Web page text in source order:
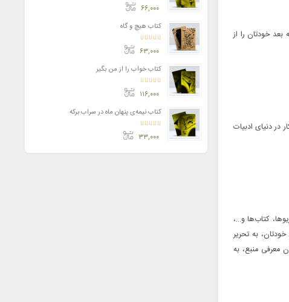
خودتان را از
دنیای ادبیات
کتاب‌ها و…،
به تحریر
معرفی منبع، به
امتیاز5.00از 5 ۶۶,۰۰۰
کتاب هیچ و گاه
امتیاز5.00 از 5 ۶۳,۰۰۰
کتاب خواب را از من بگیر
امتیاز5.00 از 5 ۱۱۶,۰۰۰
کتاب نیمه‌ی پنهان ماه در سراب برکه
امتیاز5.00 از 5 ۳۳,۰۰۰